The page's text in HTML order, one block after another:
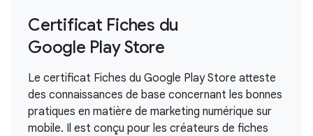
Certificat Fiches du
Google Play Store
Le certificat Fiches du Google Play Store atteste
des connaissances de base concernant les bonnes
pratiques en matière de marketing numérique sur
mobile. Il est conçu pour les créateurs de fiches